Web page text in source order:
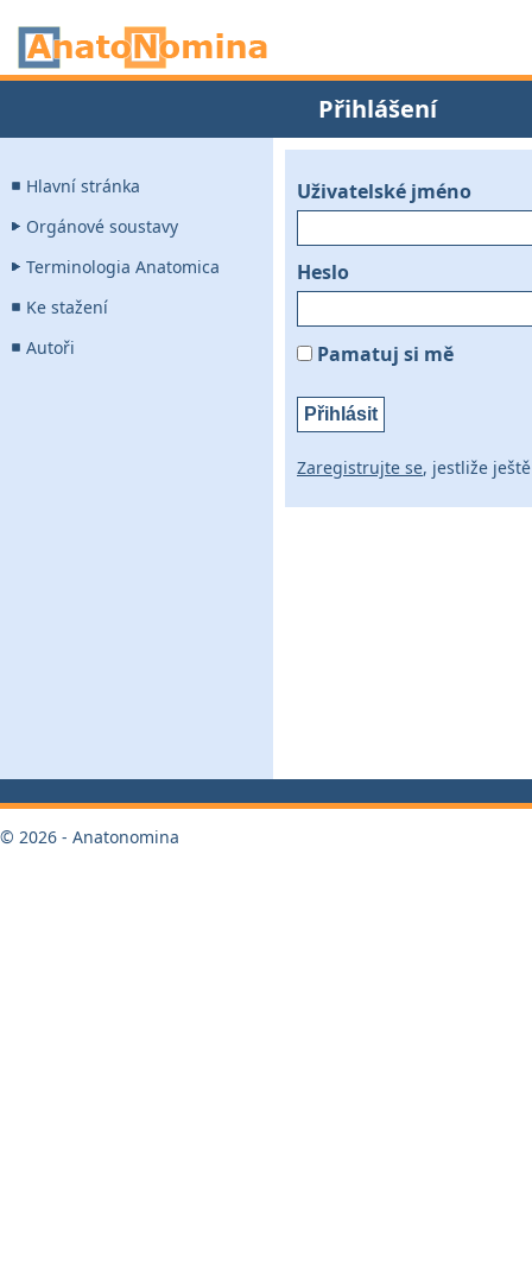
Přihlášení
Hlavní stránka
Orgánové soustavy
Terminologia Anatomica
Ke stažení
Autoři
Uživatelské jméno
Heslo
Pamatuj si mě
Zaregistrujte se, jestliže
© 2026 - Anatonomina